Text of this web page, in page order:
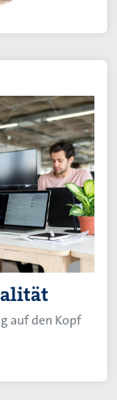
auf den Kopf